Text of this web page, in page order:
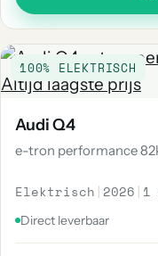
100% ELEKTRISCH
Audi Q4
e-tron performance
Elektrisch | 2026 | 1
Direct leverbaar